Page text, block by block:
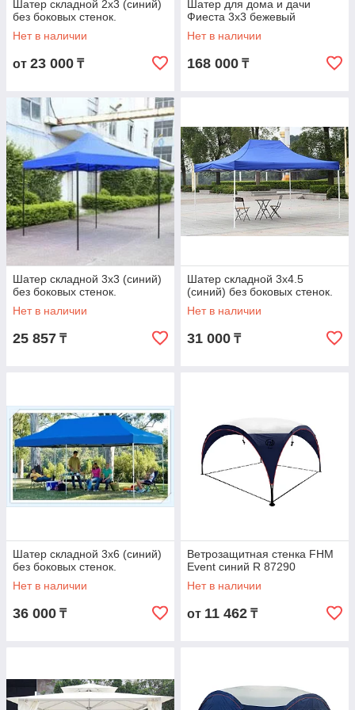
01
необходимого вами размера и модели в нашем
по телефону.
02
Согласование.Менеджер магазина
свяжется с вами для подтверждения заказа,
согласования условий оплаты и доставки
продукции, при необходимости подберет
лучший для вас вариант.
03
доставки. При отправке в другие города -
оплата на карту Каспи голд или на счет
компании за день до отправки товара.
04
Получение.Доставка по Алматы на
следующий рабочий день после оформления
заказа. Отправка в другие города на
следующий рабочий день.
Шатер складной 2х3 (синий)
без боковых стенок.
Нет в наличии
от 23 000 ₸
Шатер для дома и дачи
Фиеста 3х3 бежевый
Нет в наличии
168 000 ₸
Шатер складной 3х3 (синий)
без боковых стенок.
Нет в наличии
25 857 ₸
Шатер складной 3х4.5
(синий) без боковых стенок.
Нет в наличии
31 000 ₸
Шатер складной 3х6 (синий)
без боковых стенок.
Нет в наличии
36 000 ₸
Ветрозащитная стенка FHM
Event синий R 87290
Нет в наличии
от 11 462 ₸